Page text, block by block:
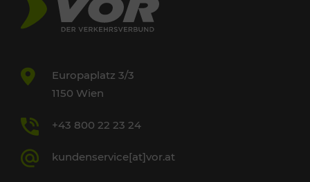
Europaplatz 3/3
1150 Wien
+43 800 22 23 24
kundenservice[at]vor.at